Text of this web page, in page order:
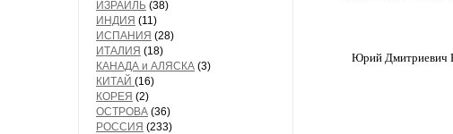
ИЗРАИЛЬ (38)
ИНДИЯ (11)
ИСПАНИЯ (28)
ИТАЛИЯ (18)
КАНАДА и АЛЯСКА (3)
КИТАЙ (16)
КОРЕЯ (2)
ОСТРОВА (36)
РОССИЯ (233)
Юрий Дмитриевич